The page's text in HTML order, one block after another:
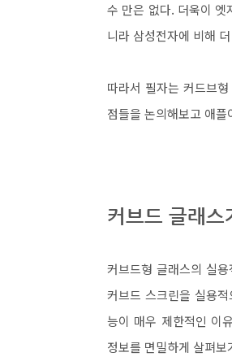
수 만은 없다. 더욱이 엣
니라 삼성전자에 비해
따라서 필자는 커드브
점들을 논의해보고 애
커브드 글래
커브드형 글래스의 실
커브드 스크린을 실용
능이 매우 제한적인 이
정보를 면밀하게 살펴